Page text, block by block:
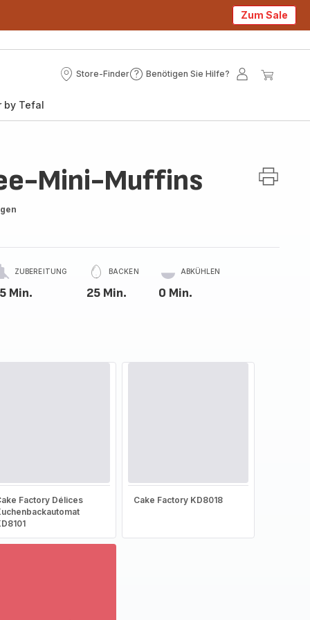
Zum Sale
Store-Finder
Store-
Benötigen Sie Hilfe?
Benötigen
Mein
by Tefal
Mini-Muffins
ZUBEREITUNG
Min.
BACKEN
25 Min.
ABKÜHLEN
0 Min.
Factory Délices
Cake Factory KD8018